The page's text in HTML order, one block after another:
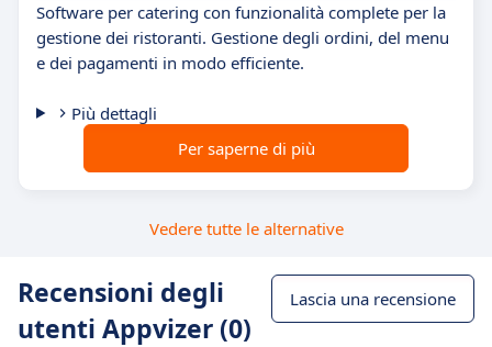
Software per catering con funzionalità complete per la
gestione dei ristoranti. Gestione degli ordini, del menu
e dei pagamenti in modo efficiente.
Più dettagli
Per saperne di più
Vedere tutte le alternative
Recensioni degli
utenti Appvizer (0)
Lascia una recensione